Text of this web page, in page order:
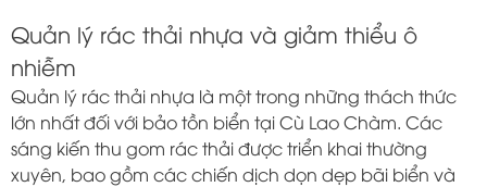
Quản lý rác thải nhựa và giảm thiểu ô
nhiễm
Quản lý rác thải nhựa là một trong những thách thức
lớn nhất đối với bảo tồn biển tại Cù Lao Chàm. Các
sáng kiến thu gom rác thải được triển khai thường
xuyên, bao gồm các chiến dịch dọn dẹp bãi biển và